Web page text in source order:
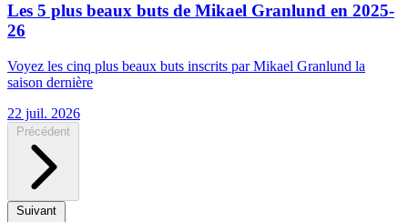
Les 5 plus beaux buts de Mikael Granlund en 2025-
26
Voyez les cinq plus beaux buts inscrits par Mikael Granlund la
saison dernière
22 juil. 2026
Précédent
Suivant